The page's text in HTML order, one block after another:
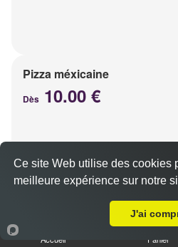
Pizza méxicaine
Dès 10.00 €
chorizo, poivrons
Accueil Panier
Ce site Web utilise des cookies
meilleure expérience sur notre
J'ai